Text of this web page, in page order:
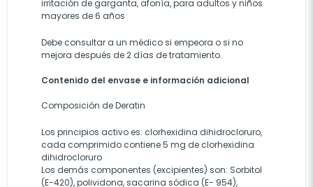
irritación de garganta, afonía, para adultos y niños
mayores de 6 años
Debe consultar a un médico si empeora o si no
mejora después de 2 días de tratamiento.
Contenido del envase e información adicional
Composición de Deratin
Los principios activo es: clorhexidina dihidrocloruro,
cada comprimido contiene 5 mg de clorhexidina
dihidrocloruro
Los demás componentes (excipientes) son: Sorbitol
(E-420), polividona, sacarina sódica (E- 954),